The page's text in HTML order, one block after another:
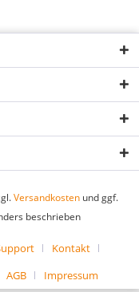
Versandkosten und ggf.
beschrieben
Kontakt
AGB Impressum